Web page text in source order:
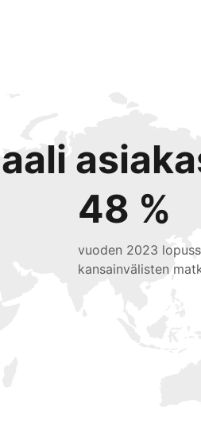
48 %
vuoden 2023
kansainvälisten